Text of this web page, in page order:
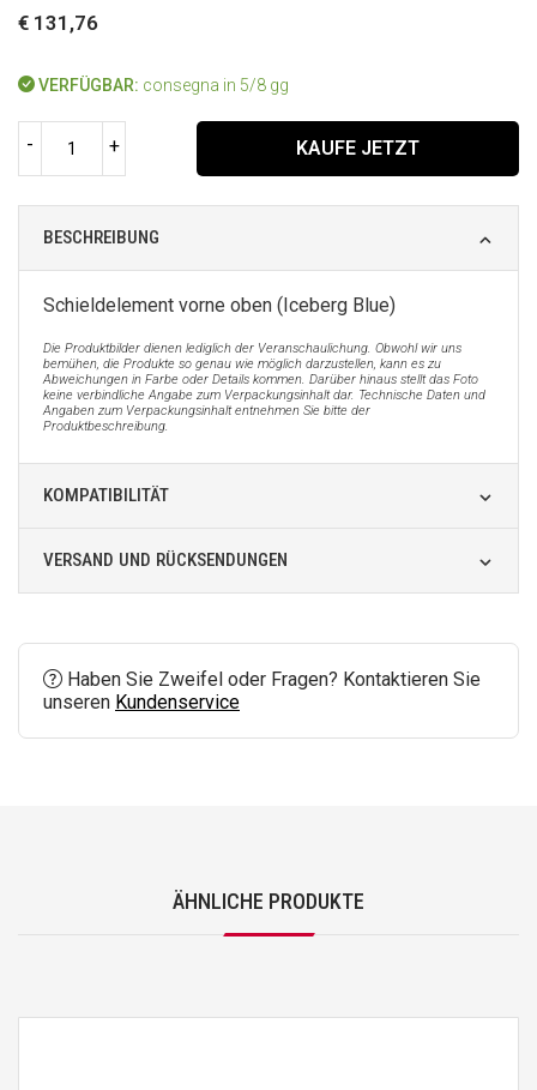
€ 131,76
VERFÜGBAR: consegna in 5/8 gg
- + KAUFE JETZT
BESCHREIBUNG
Schieldelement vorne oben (Iceberg Blue)
Die Produktbilder dienen lediglich der Veranschaulichung. Obwohl wir uns
bemühen, die Produkte so genau wie möglich darzustellen, kann es zu
Abweichungen in Farbe oder Details kommen. Darüber hinaus stellt das Foto
keine verbindliche Angabe zum Verpackungsinhalt dar. Technische Daten und
Angaben zum Verpackungsinhalt entnehmen Sie bitte der
Produktbeschreibung.
KOMPATIBILITÄT
VERSAND UND RÜCKSENDUNGEN
Haben Sie Zweifel oder Fragen? Kontaktieren Sie
unseren Kundenservice
ÄHNLICHE PRODUKTE